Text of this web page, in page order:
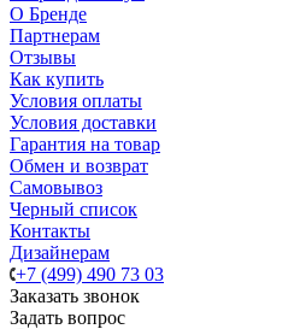
О Бренде
Партнерам
Отзывы
Как купить
Условия оплаты
Условия доставки
Гарантия на товар
Обмен и возврат
Самовывоз
Черный список
Контакты
Дизайнерам
+7 (499) 490 73 03
Заказать звонок
Задать вопрос